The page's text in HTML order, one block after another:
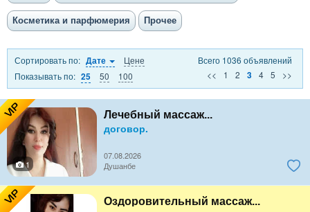
Косметика и парфюмерия Прочее
Сортировать по: Дате
Цене
Показывать по: 25 50 100
Всего 1036 объявлений
<<
1 2 3 4 5 >>
VIP Лечебный массаж...
договор.
07.08.2026
1
Душанбе
VIP Оздоровительный массаж...